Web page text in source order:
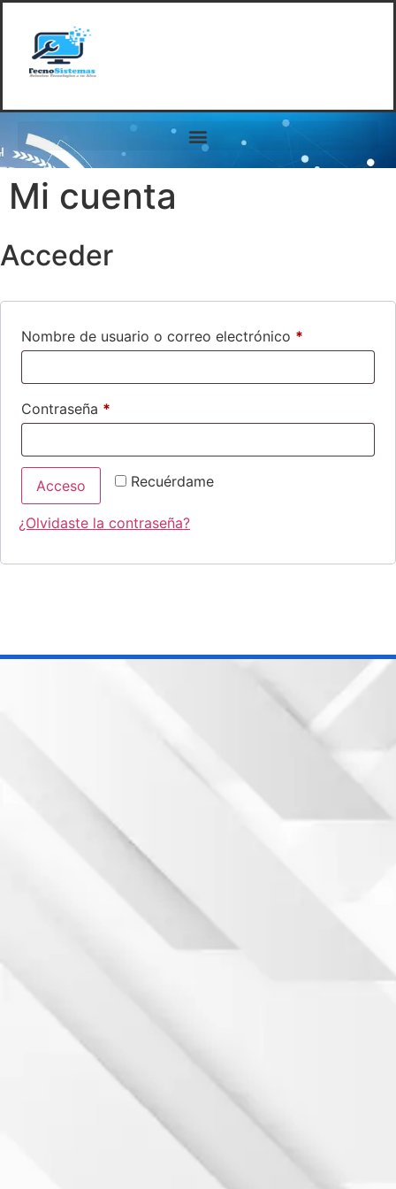
Mi cuenta
Acceder
Nombre de usuario o correo electrónico *
Contraseña *
Recuérdame
Acceso
¿Olvidaste la contraseña?